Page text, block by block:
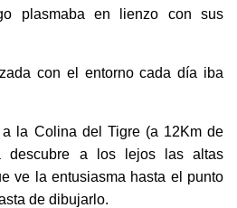
plasmaba en lienzo con sus
con el entorno cada día iba
la Colina del Tigre (a 12Km de
descubre a los lejos las altas
ve la entusiasma hasta el punto
de dibujarlo.